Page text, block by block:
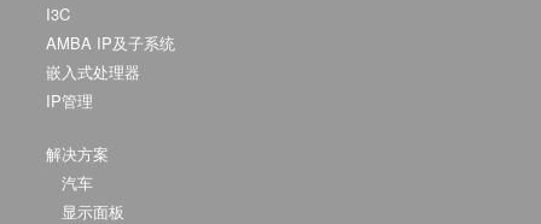
I3C
AMBA IP及子系统
嵌入式处理器
IP管理
解决方案
汽车
显示面板